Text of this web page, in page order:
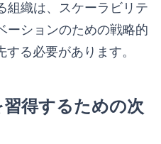
組織は、スケーラビリテ
ーションのための戦略的
る必要があります。
得するための次